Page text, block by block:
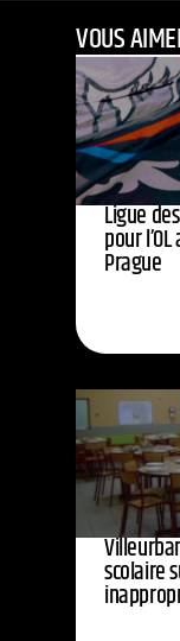
VOUS
Ligue
pour
Prague
scolaire